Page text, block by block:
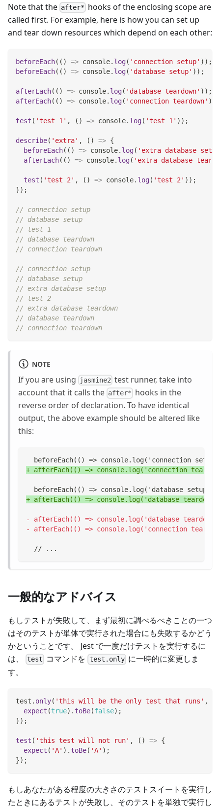
Note that the after* hooks of the enclosing scope are
called first. For example, here is how you can set up
and tear down resources which depend on each other:
beforeEach( ( ) => console. log( 'connection setup' ) ) ;
beforeEach( ( ) => console. log( 'database setup' ) ) ;
afterEach( ( ) => console. log( 'database teardown' ) ) ;
afterEach( ( ) => console. log( 'connection teardown' )
test ( 'test 1' , ( ) => console. log( 'test 1' ) ) ;
describe( 'extra' , ( ) => {
beforeEach( ( ) => console. log( 'extra database
afterEach( ( ) => console. log( 'extra database
test ( 'test 2' , ( ) => console. log( 'test 2' ) ) ;
}) ;
// connection setup
// database setup
// test 1
// database teardown
// connection teardown
// connection setup
// database setup
// extra database setup
// test 2
// extra database teardown
// database teardown
// connection teardown
NOTE
If you are using jasmine2 test runner, take into
account that it calls the after* hooks in the
reverse order of declaration. To have identical
output, the above example should be altered like
this:
beforeEach(() => console.log('connection
+ afterEach(() => console.log('connection
beforeEach(() => console.log('database
+ afterEach(() => console.log('database
-
afterEach(() => console.log('database
-
afterEach(() => console.log('connection
// ...
一般的なアドバイス
もしテストが失敗して、まず最初に調べるべきことの一つ
はそのテストが単体で実行された場合にも失敗するかどう
かということです。 Jest で一度だけテストを実行するに
は、
test コマンドを test.onlyに一時的に変更しま
す。
test . only( 'this will be the only test that runs' ,
expect (true) . toBe(false) ;
}) ;
test ( 'this test will not run' , ( ) => {
expect ( 'A' ) . toBe( 'A' ) ;
}) ;
もしあなたがある程度の大きさのテストスイートを実行し
たときにあるテストが失敗し、そのテストを単独で実行し